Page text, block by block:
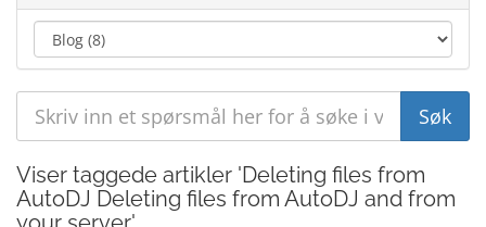
Viser taggede artikler 'Deleting files from
AutoDJ Deleting files from AutoDJ and from